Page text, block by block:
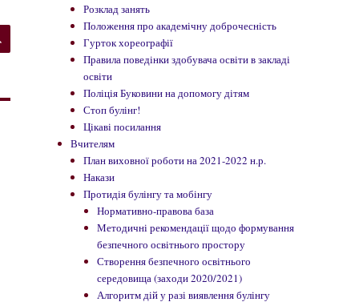
ШУКАТИ
Розклад занять
Положення про академічну доброчесність
Гурток хореографії
Правила поведінки здобувача освіти в закладі
освіти
Поліція Буковини на допомогу дітям
Стоп булінг!
Цікаві посилання
Вчителям
План виховної роботи на 2021-2022 н.р.
Накази
Протидія булінгу та мобінгу
Нормативно-правова база
Методичні рекомендації щодо формування
безпечного освітнього простору
Створення безпечного освітнього
середовища (заходи 2020/2021)
Алгоритм дій у разі виявлення булінгу